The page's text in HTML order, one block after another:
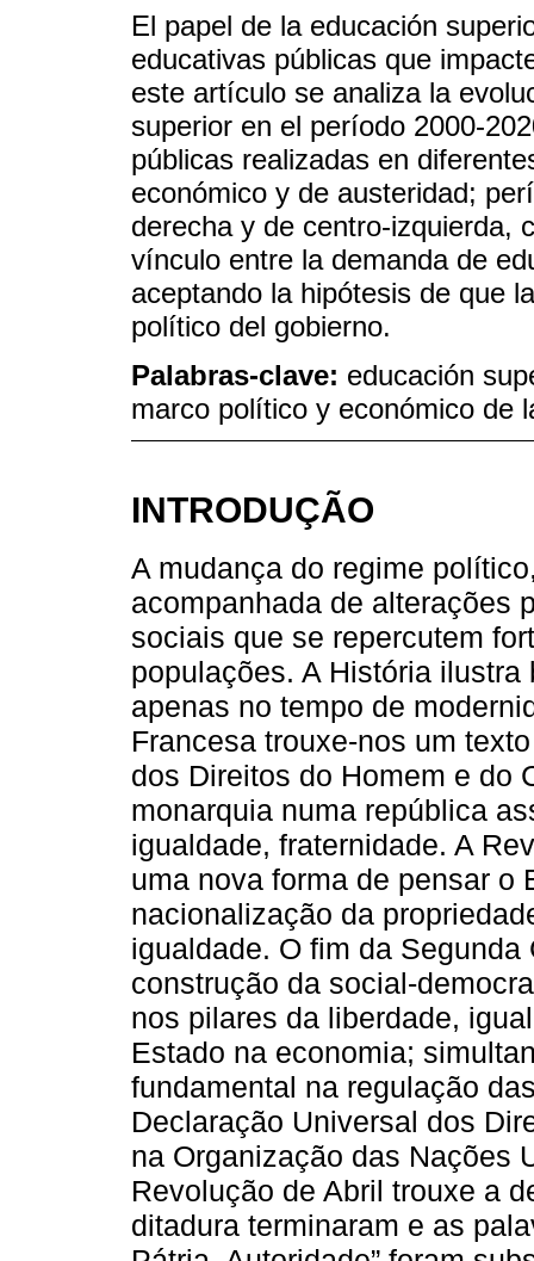
El papel de la educación
educativas públicas que
este artículo se analiza la
superior en el período 2000-
públicas realizadas en
económico y de austeridad;
derecha y de centro-izquierda,
vínculo entre la demanda de
aceptando la hipótesis de que
político del gobierno.
Palabras-clave: educación
marco político y económico de
INTRODUÇÃO
A mudança do regime
acompanhada de alterações
sociais que se repercutem
populações. A História
apenas no tempo de
Francesa trouxe-nos um
dos Direitos do Homem e do
monarquia numa república
igualdade, fraternidade. A
uma nova forma de pensar o
nacionalização da
igualdade. O fim da
construção da social-
nos pilares da liberdade,
Estado na economia;
fundamental na regulação
Declaração Universal dos
na Organização das Nações
Revolução de Abril trouxe a
ditadura terminaram e as